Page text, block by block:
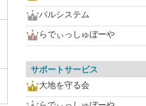
パルシステム
らでぃっしゅぼーや
サポートサービス
大地を守る会